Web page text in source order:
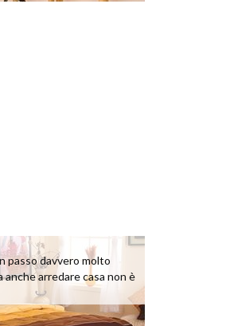
passo davvero molto
arredare casa non è